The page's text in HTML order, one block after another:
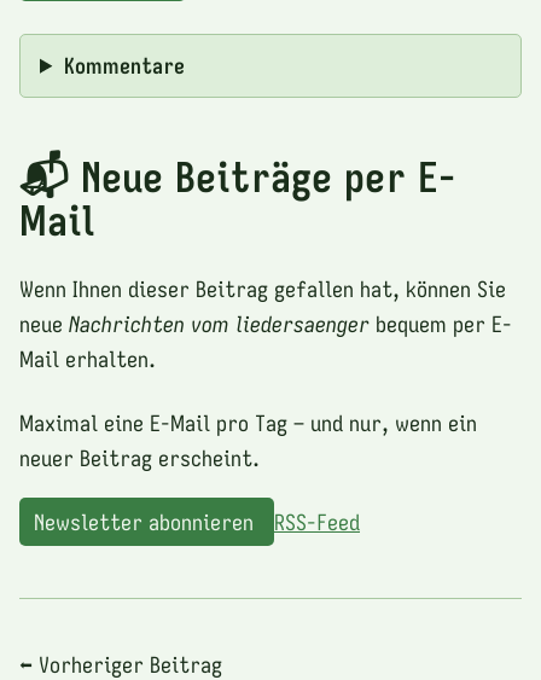
Kommentare
📬 Neue Beiträge per E-
Mail
Wenn Ihnen dieser Beitrag gefallen hat, können Sie
neue Nachrichten vom liedersaenger bequem per E-
Mail erhalten.
Maximal eine E-Mail pro Tag – und nur, wenn ein
neuer Beitrag erscheint.
Newsletter abonnieren RSS-Feed
⬅ Vorheriger Beitrag